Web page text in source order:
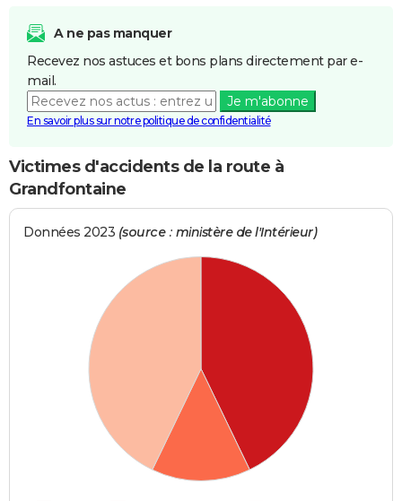
A ne pas manquer
Recevez nos astuces et bons plans directement par e-
mail.
Je m'abonne
En savoir plus sur notre politique de confidentialité
Victimes d'accidents de la route à
Grandfontaine
Données 2023 (source : ministère de l'Intérieur)